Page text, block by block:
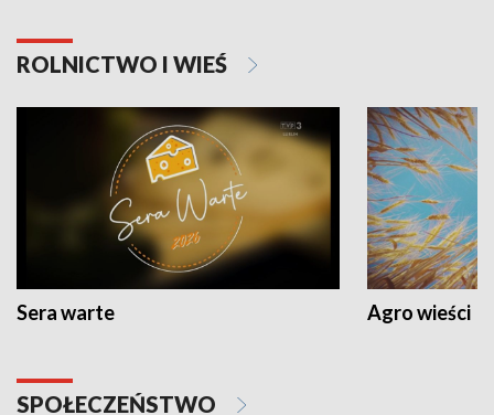
ROLNICTWO I WIEŚ
Sera warte Agro wieści
SPOŁECZEŃSTWO